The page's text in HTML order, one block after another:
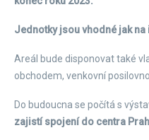
Jednotky jsou vhodné jak
Areál bude disponovat také
obchodem, venkovní
Do budoucna se počítá s
zajistí spojení do centra